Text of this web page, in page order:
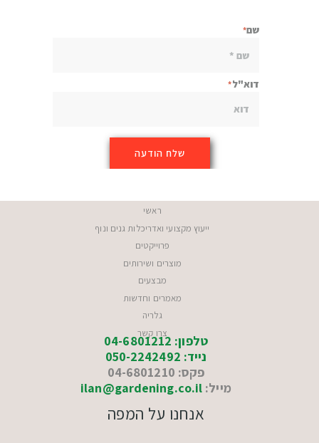
שם
דוא"ל
ראשי
ייעוץ מקצועי ואדריכלות גנים ונוף
פרוייקטים
מוצרים ושירותים
מבצעים
מאמרים וחדשות
גלריה
צרו קשר
טלפון: 04-6801212
נייד: 050-2242492
פקס: 04-6801210
מייל: ilan@gardening.co.il
אנחנו על המפה